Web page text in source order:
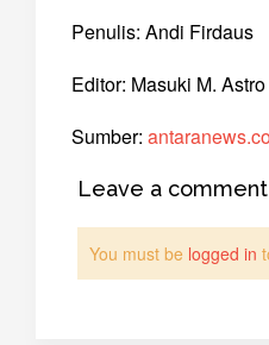
Penulis: Andi Firdaus
Editor: Masuki M. Astro
Sumber:
Leave a comment
You must be logged in